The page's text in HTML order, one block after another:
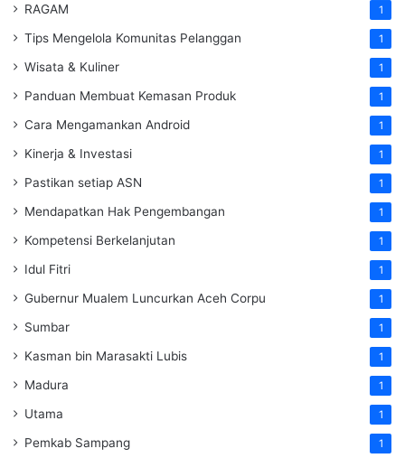
RAGAM 1
Tips Mengelola Komunitas Pelanggan 1
Wisata & Kuliner 1
Panduan Membuat Kemasan Produk 1
Cara Mengamankan Android 1
Kinerja & Investasi 1
Pastikan setiap ASN 1
Mendapatkan Hak Pengembangan 1
Kompetensi Berkelanjutan 1
Idul Fitri 1
Gubernur Mualem Luncurkan Aceh Corpu 1
Sumbar 1
Kasman bin Marasakti Lubis 1
Madura 1
Utama 1
Pemkab Sampang 1